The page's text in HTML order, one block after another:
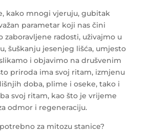
kako mnogi vjeruju, gubitak
parametar koji nas čini
zaboravljene radosti, uživajmo u
šuškanju jesenjeg lišća, umjesto
i objavimo na drušvenim
priroda ima svoj ritam, izmjenu
doba, plime i oseke, tako i
svoj ritam, kao što je vrijeme
odmor i regeneraciju.
za mitozu stanice?